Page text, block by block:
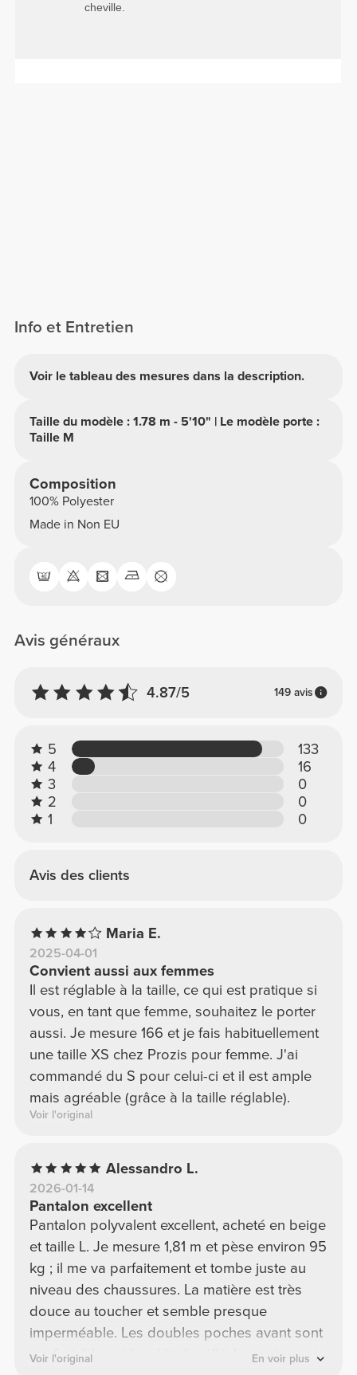
cheville.
Info et Entretien
Voir le tableau des mesures dans la description.
Taille du modèle : 1.78 m - 5'10" | Le modèle porte :
Taille M
Composition
100% Polyester
Made in Non EU
Avis généraux
4.87/5 149 avis
5
133
4
16
3
0
2
0
1
0
Avis des clients
Maria E.
2025-04-01
Convient aussi aux femmes
Il est réglable à la taille, ce qui est pratique si
vous, en tant que femme, souhaitez le porter
aussi. Je mesure 166 et je fais habituellement
une taille XS chez Prozis pour femme. J'ai
commandé du S pour celui-ci et il est ample
mais agréable (grâce à la taille réglable).
Voir l'original
Alessandro L.
2026-01-14
Pantalon excellent
Pantalon polyvalent excellent, acheté en beige
et taille L. Je mesure 1,81 m et pèse environ 95
kg ; il me va parfaitement et tombe juste au
niveau des chaussures. La matière est très
douce au toucher et semble presque
imperméable. Les doubles poches avant sont
confortables et les détails réfléchissants sont
Voir l'original En voir plus